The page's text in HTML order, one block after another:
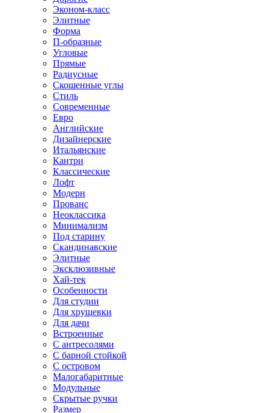
Эконом-класс
Элитные
Форма
П-образные
Угловые
Прямые
Радиусные
Скошенные углы
Стиль
Современные
Евро
Английские
Дизайнерские
Итальянские
Кантри
Классические
Лофт
Модерн
Прованс
Неоклассика
Минимализм
Под старину
Скандинавские
Элитные
Эксклюзивные
Хай-тек
Особенности
Для студии
Для хрущевки
Для дачи
Встроенные
С антресолями
С барной стойкой
С островом
Малогабаритные
Модульные
Скрытые ручки
Размер